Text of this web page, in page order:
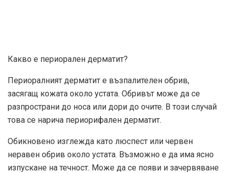
Какво е периорален дерматит?
Периоралният дерматит е възпалителен обрив,
засягащ кожата около устата. Обривът може да се
разпространи до носа или дори до очите. В този случай
това се нарича периорифален дерматит.
Обикновено изглежда като люспест или червен
неравен обрив около устата. Възможно е да има ясно
изпускане на течност. Може да се появи и зачервяване